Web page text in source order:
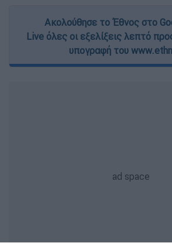
Ακολούθησε το Έθνος στο
Live όλες οι εξελίξεις λεπτό
υπογραφή του